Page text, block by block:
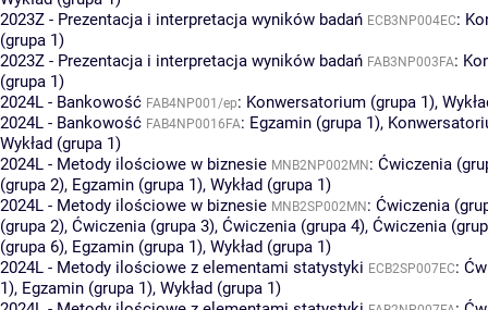
2023Z - Prezentacja i interpretacja wyników badań ECB3NP004EC:
(grupa 1)
2023Z - Prezentacja i interpretacja wyników badań FAB3NP003FA:
(grupa 1)
2024L - Bankowość FAB4NP001/ep: Konwersatorium (grupa 1),
2024L - Bankowość FAB4NP0016FA: Egzamin (grupa 1),
Wykład (grupa 1)
2024L - Metody ilościowe w biznesie MNB2NP002MN : Ćwiczenia
(grupa 2), Egzamin (grupa 1), Wykład (grupa 1)
2024L - Metody ilościowe w biznesie MNB2SP002MN : Ćwiczenia
(grupa 2), Ćwiczenia (grupa 3), Ćwiczenia (grupa 4), Ćwiczenia
(grupa 6), Egzamin (grupa 1), Wykład (grupa 1)
2024L - Metody ilościowe z elementami statystyki ECB2SP007EC:
1), Egzamin (grupa 1), Wykład (grupa 1)